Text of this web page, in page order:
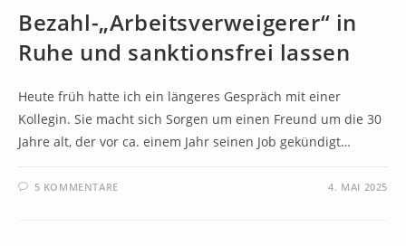
Bezahl-„Arbeitsverweigerer“ in
Ruhe und sanktionsfrei lassen
Heute früh hatte ich ein längeres Gespräch mit einer
Kollegin. Sie macht sich Sorgen um einen Freund um die 30
Jahre alt, der vor ca. einem Jahr seinen Job gekündigt…
5 KOMMENTARE 4. MAI 2025